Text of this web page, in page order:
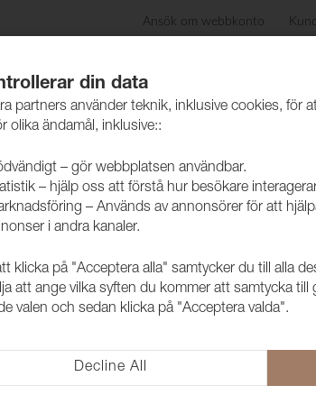
Ansök om webbkonto
Produkter Skötselråd
päls
din data
partners använder teknik, inklusive cookies, för
olika ändamål, inklusive::
– gör webbplatsen användbar.
– hjälp oss att förstå hur besökare
– Används av annonsörer för att
i andra kanaler.
klicka på "Acceptera alla" samtycker du till alla
att ange vilka syften du kommer att samtycka till
valen och sedan klicka på "Acceptera valda".
Decline All